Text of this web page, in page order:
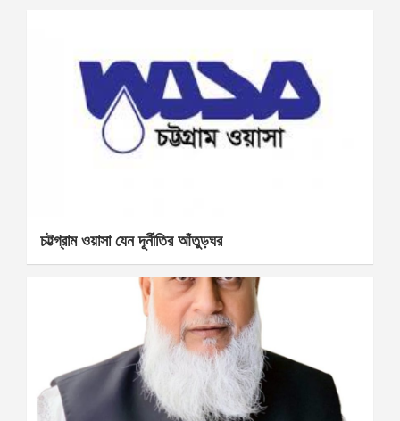
চট্টগ্রাম ওয়াসা যেন দূর্নীতির আঁতুড়ঘর